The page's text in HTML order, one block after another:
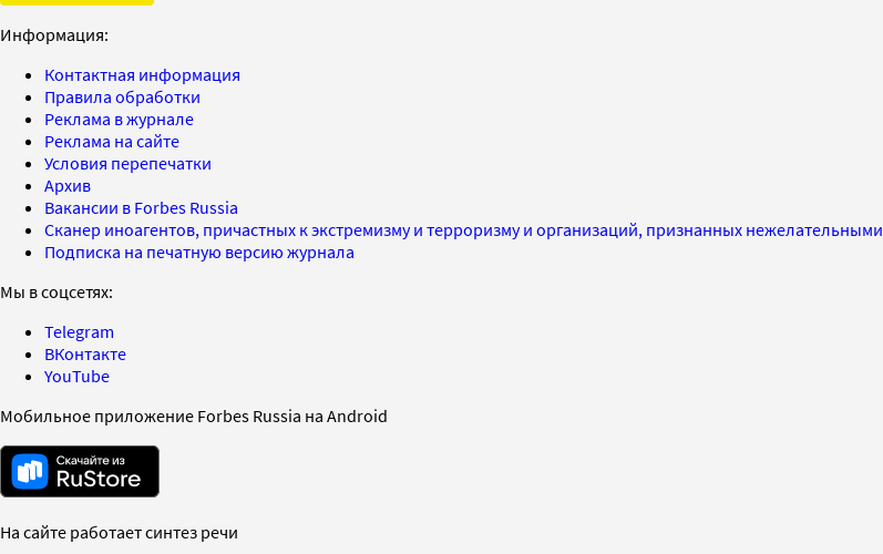
Информация:
Контактная информация
Правила обработки
Реклама в журнале
Реклама на сайте
Условия перепечатки
Архив
Вакансии в Forbes Russia
Сканер иноагентов, причастных к экстремизму и терроризму и организаций, признанных нежелательными
Подписка на печатную версию журнала
Мы в соцсетях:
Telegram
ВКонтакте
YouTube
Мобильное приложение Forbes Russia на Android
На сайте работает синтез речи